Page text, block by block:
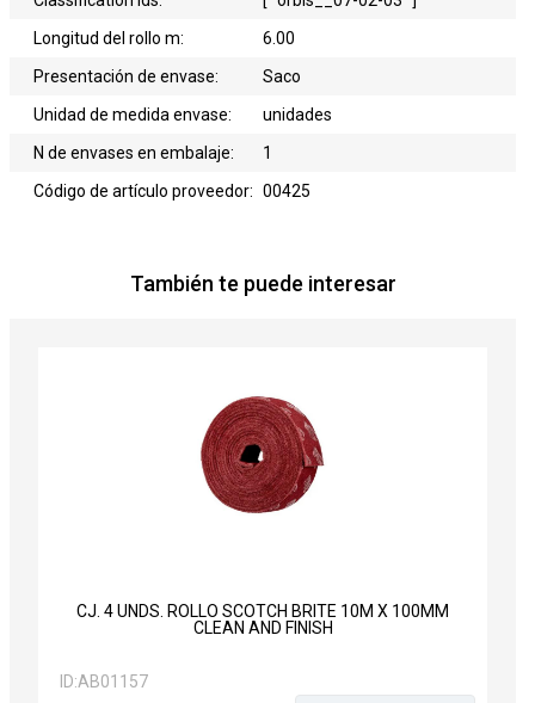
Longitud del rollo m:
6.00
Presentación de envase:
Saco
Unidad de medida envase:
unidades
N de envases en embalaje:
1
Código de artículo proveedor: 00425
También te puede interesar
CJ. 4 UNDS. ROLLO SCOTCH BRITE 10M X 100MM
CLEAN AND FINISH
ID:AB01157